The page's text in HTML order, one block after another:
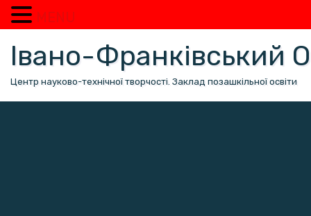
вмісту
Івано-Франківський
Центр науково-технічної творчості. Заклад позашкільної освіти
MENU